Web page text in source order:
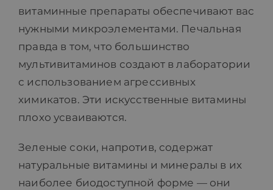
витаминные препараты обеспечивают вас
нужными микроэлементами. Печальная
правда в том, что большинство
мультивитаминов создают в лаборатории
с использованием агрессивных
химикатов. Эти искусственные витамины
плохо усваиваются.
Зеленые соки, напротив, содержат
натуральные витамины и минералы в их
наиболее биодоступной форме — они